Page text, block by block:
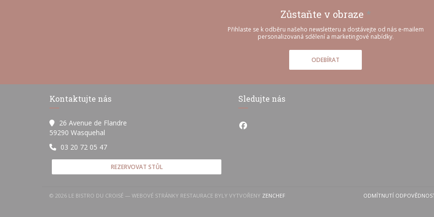
Zůstaňte v obraze *
Přihlaste se k odběru našeho newsletteru a dostávejte od nás e-mailem
personalizovaná sdělení a marketingové nabídky.
ODEBÍRAT
Kontaktujte nás
26 Avenue de Flandre
59290 Wasquehal
03 20 72 05 47
REZERVOVAT STŮL
Sledujte nás
Facebook ((otevře se v novém okně))
© 2026 LE BISTRO DU CROISÉ — WEBOVÉ STRÁNKY RESTAURACE BYLY VYTVOŘENY ZENCHEF((OTEVŘE SE V NOVÉM OKNĚ)) ODMÍTNUTÍ ((OTEVŘE